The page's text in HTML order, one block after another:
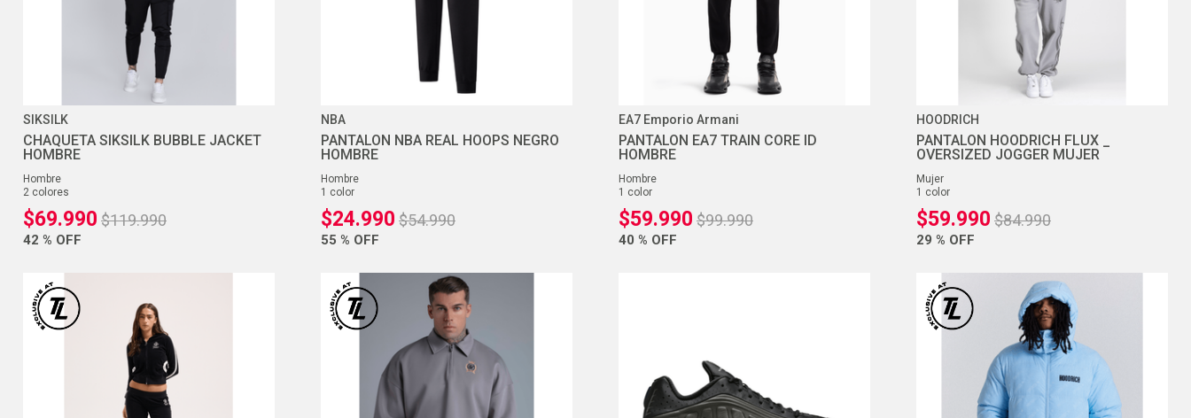
SIKSILK
CHAQUETA SIKSILK BUBBLE JACKET
HOMBRE
hombre
2 colores
$69.990 $119.990
42 % OFF
NBA
PANTALON NBA REAL HOOPS NEGRO
HOMBRE
hombre
1 color
$24.990 $54.990
55 % OFF
EA7 Emporio Armani
PANTALON EA7 TRAIN CORE ID
HOMBRE
hombre
1 color
$59.990 $99.990
40 % OFF
HOODRICH
PANTALON HOODRICH FLUX _
OVERSIZED JOGGER MUJER
mujer
1 color
$59.990 $84.990
29 % OFF